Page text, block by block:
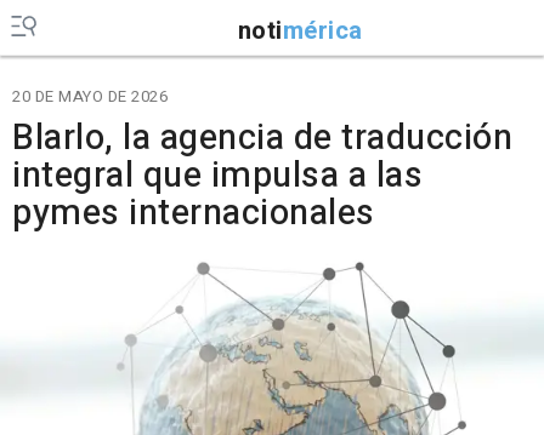
notimérica
20 DE MAYO DE 2026
Blarlo, la agencia de traducción
integral que impulsa a las
pymes internacionales